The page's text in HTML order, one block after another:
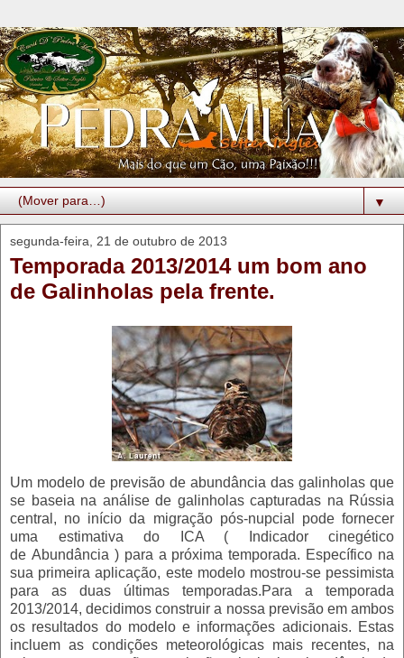
▼
segunda-feira, 21 de outubro de 2013
Temporada 2013/2014 um bom ano
de Galinholas pela frente.
Um modelo de previsão de abundância das galinholas que
se baseia na análise de galinholas capturadas na Rússia
central, no início da migração pós-nupcial pode fornecer
uma estimativa do ICA ( Indicador cinegético
de Abundância ) para a próxima temporada. Específico na
sua primeira aplicação, este modelo mostrou-se pessimista
para as duas últimas temporadas.Para a temporada
2013/2014, decidimos construir a nossa previsão em ambos
os resultados do modelo e informações adicionais. Estas
incluem as condições meteorológicas mais recentes, na